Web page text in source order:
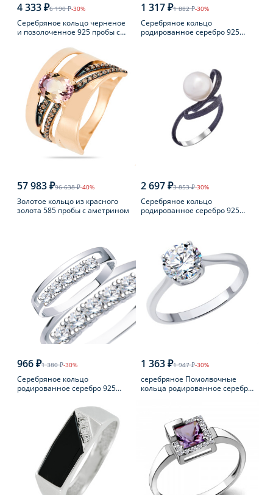
4 333 ₽6 190 ₽-30%
Серебряное кольцо черненое
и позолоченное 925 пробы с
1 317 ₽1 882 ₽-30%
Серебряное кольцо
родированное серебро 925
57 983 ₽96 638 ₽-40%
Золотое кольцо из красного
золота 585 пробы с аметрином
2 697 ₽3 853 ₽-30%
Серебряное кольцо
родированное серебро 925
966 ₽1 380 ₽-30%
Серебряное кольцо
родированное серебро 925
1 363 ₽1 947 ₽-30%
серебряное Помолвочные
кольца родированное серебро